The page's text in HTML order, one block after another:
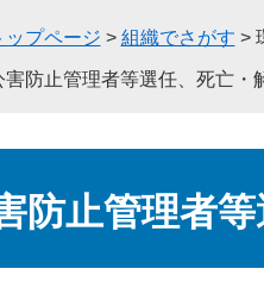
ップページ > 組織でさがす >
害防止管理者等選任、死亡・
防止管理者